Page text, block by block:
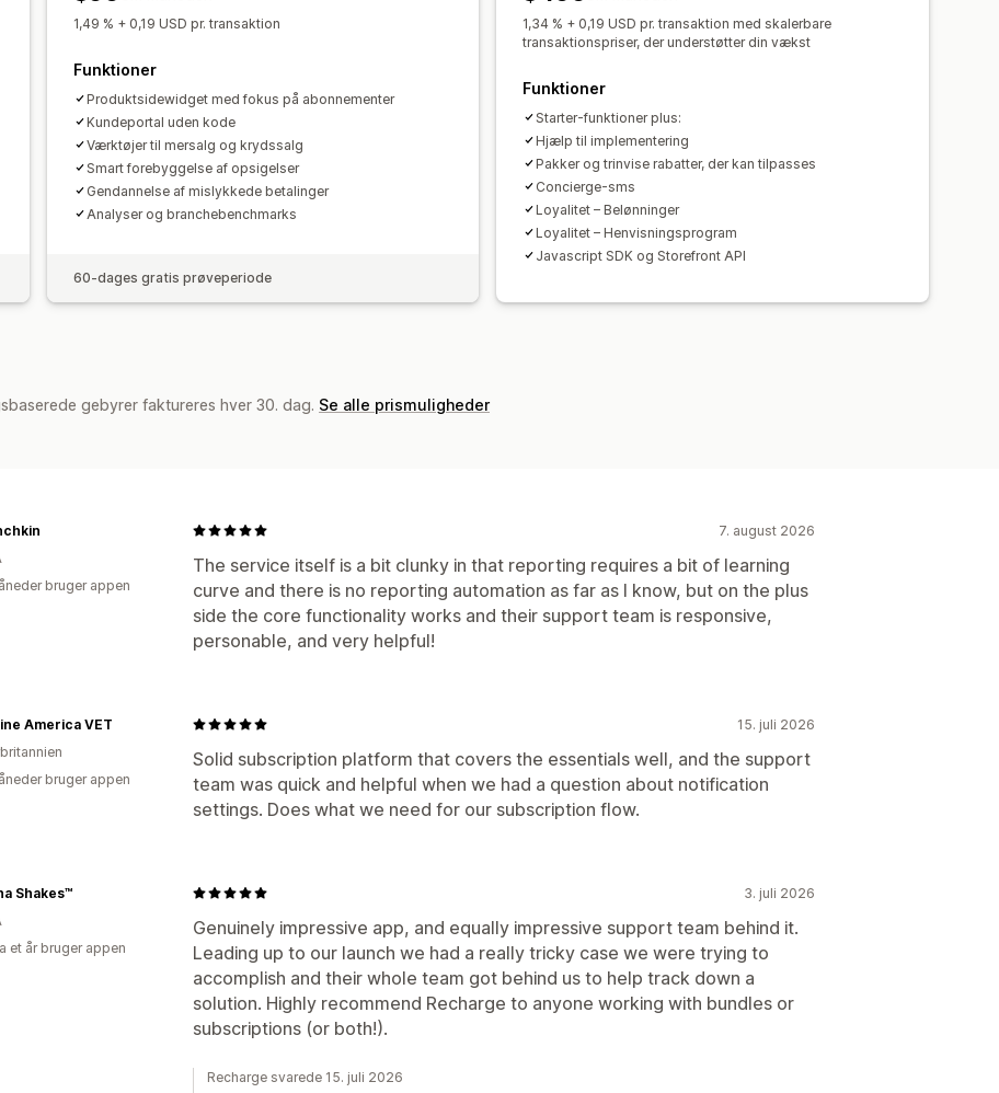
1,49 % + 0,19 USD pr. transaktion
Funktioner
Produktsidewidget med fokus på abonnementer
Kundeportal uden kode
Værktøjer til mersalg og krydssalg
Smart forebyggelse af opsigelser
Gendannelse af mislykkede betalinger
Analyser og branchebenchmarks
60-dages gratis prøveperiode
1,34 % + 0,19 USD pr. transaktion med skalerbare
transaktionspriser, der understøtter din vækst
Funktioner
Starter-funktioner plus:
Hjælp til implementering
Pakker og trinvise rabatter, der kan tilpasses
Concierge-sms
Loyalitet – Belønninger
Loyalitet – Henvisningsprogram
Javascript SDK og Storefront API
gebyrer faktureres hver 30. dag. Se alle prismuligheder
7. august 2026
The service itself is a bit clunky in that reporting requires a bit of learning
curve and there is no reporting automation as far as I know, but on the plus
side the core functionality works and their support team is responsive,
personable, and very helpful!
bruger appen
15. juli 2026
Solid subscription platform that covers the essentials well, and the support
team was quick and helpful when we had a question about notification
settings. Does what we need for our subscription flow.
America VET
bruger appen
3. juli 2026
Genuinely impressive app, and equally impressive support team behind it.
Leading up to our launch we had a really tricky case we were trying to
accomplish and their whole team got behind us to help track down a
solution. Highly recommend Recharge to anyone working with bundles or
subscriptions (or both!).
Shakes™
et år bruger appen
Recharge svarede 15. juli 2026